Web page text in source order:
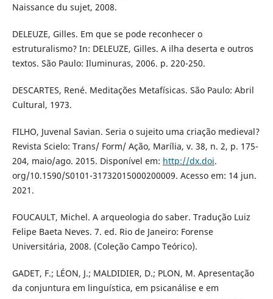
Naissance du sujet, 2008.
DELEUZE, Gilles. Em que se pode reconhecer o
estruturalismo? In: DELEUZE, Gilles. A ilha deserta e outros
textos. São Paulo: Iluminuras, 2006. p. 220-250.
DESCARTES, René. Meditações Metafísicas. São Paulo: Abril
Cultural, 1973.
FILHO, Juvenal Savian. Seria o sujeito uma criação medieval?
Revista Scielo: Trans/ Form/ Ação, Marília, v. 38, n. 2, p. 175-
204, maio/ago. 2015. Disponível em: http://dx.doi.
org/10.1590/S0101-31732015000200009. Acesso em: 14 jun.
2021.
FOUCAULT, Michel. A arqueologia do saber. Tradução Luiz
Felipe Baeta Neves. 7. ed. Rio de Janeiro: Forense
Universitária, 2008. (Coleção Campo Teórico).
GADET, F.; LÉON, J.; MALDIDIER, D.; PLON, M. Apresentação
da conjuntura em linguística, em psicanálise e em